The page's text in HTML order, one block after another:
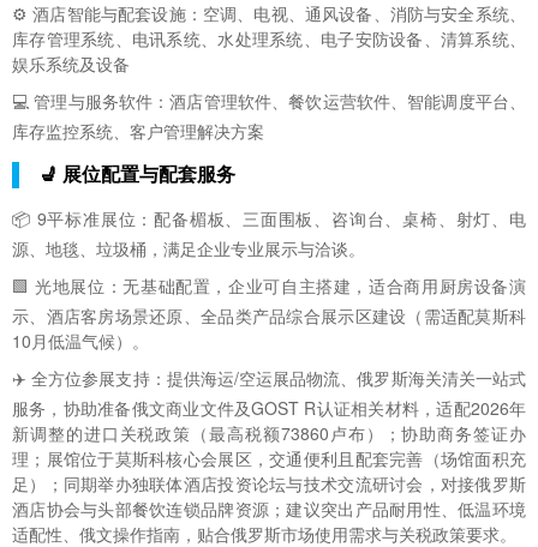
⚙️ 酒店智能与配套设施：空调、电视、通风设备、消防与安全系统、
库存管理系统、电讯系统、水处理系统、电子安防设备、清算系统、
娱乐系统及设备
💻 管理与服务软件：酒店管理软件、餐饮运营软件、智能调度平台、
库存监控系统、客户管理解决方案
💺 展位配置与配套服务
📦 9平标准展位：配备楣板、三面围板、咨询台、桌椅、射灯、电
源、地毯、垃圾桶，满足企业专业展示与洽谈。
🟩 光地展位：无基础配置，企业可自主搭建，适合商用厨房设备演
示、酒店客房场景还原、全品类产品综合展示区建设（需适配莫斯科
10月低温气候）。
✈️ 全方位参展支持：提供海运/空运展品物流、俄罗斯海关清关一站式
服务，协助准备俄文商业文件及GOST R认证相关材料，适配2026年
新调整的进口关税政策（最高税额73860卢布）；协助商务签证办
理；展馆位于莫斯科核心会展区，交通便利且配套完善（场馆面积充
足）；同期举办独联体酒店投资论坛与技术交流研讨会，对接俄罗斯
酒店协会与头部餐饮连锁品牌资源；建议突出产品耐用性、低温环境
适配性、俄文操作指南，贴合俄罗斯市场使用需求与关税政策要求。